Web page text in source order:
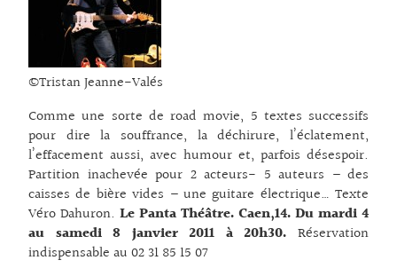
©Tristan Jeanne-Valés
Comme une sorte de road movie, 5 textes successifs
pour dire la souffrance, la déchirure, l’éclatement,
l’effacement aussi, avec humour et, parfois désespoir.
Partition inachevée pour 2 acteurs- 5 auteurs – des
caisses de bière vides – une guitare électrique… Texte
Véro Dahuron. Le Panta Théâtre. Caen,14. Du mardi 4
au samedi 8 janvier 2011 à 20h30. Réservation
indispensable au 02 31 85 15 07